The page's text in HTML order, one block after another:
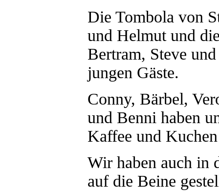
Die Tombola von
und Helmut und
Bertram, Steve
jungen Gäste.
Conny, Bärbel,
und Benni haben
Kaffee und
Wir haben auch in
auf die Beine